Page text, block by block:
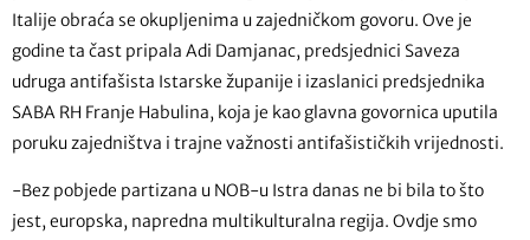
Italije obraća se okupljenima u zajedničkom govoru. Ove je
godine ta čast pripala Adi Damjanac, predsjednici Saveza
udruga antifašista Istarske županije i izaslanici predsjednika
SABA RH Franje Habulina, koja je kao glavna govornica uputila
poruku zajedništva i trajne važnosti antifašističkih vrijednosti.
-Bez pobjede partizana u NOB-u Istra danas ne bi bila to što
jest, europska, napredna multikulturalna regija. Ovdje smo